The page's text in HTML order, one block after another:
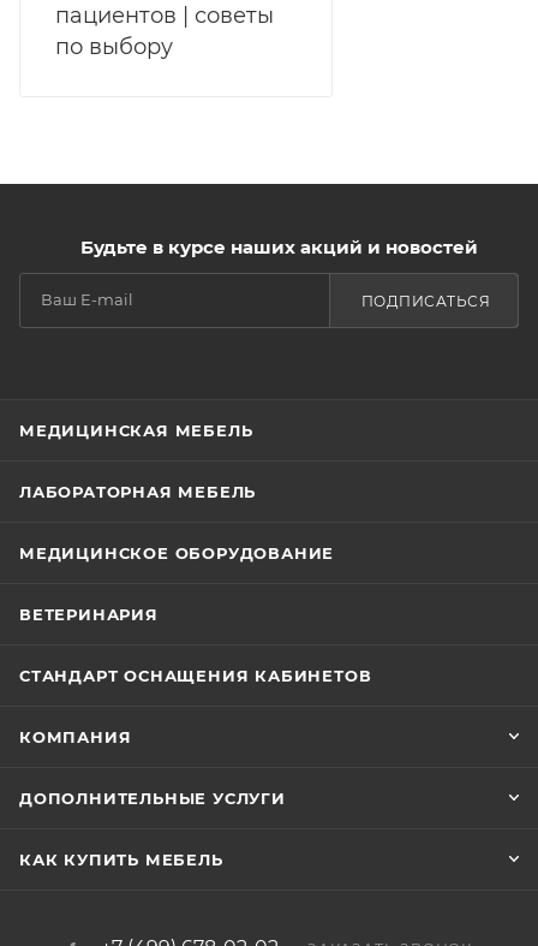
пациентов | советы
по выбору
Будьте в курсе наших акций и новостей
ПОДПИСАТЬСЯ
МЕДИЦИНСКАЯ МЕБЕЛЬ
ЛАБОРАТОРНАЯ МЕБЕЛЬ
МЕДИЦИНСКОЕ ОБОРУДОВАНИЕ
ВЕТЕРИНАРИЯ
СТАНДАРТ ОСНАЩЕНИЯ КАБИНЕТОВ
КОМПАНИЯ
ДОПОЛНИТЕЛЬНЫЕ УСЛУГИ
КАК КУПИТЬ МЕБЕЛЬ